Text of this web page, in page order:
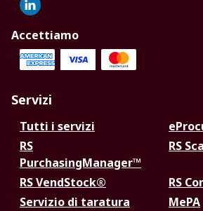
Accettiamo
Servizi
Tutti i servizi
RS
PurchasingManager™
RS
RS VendStock®
RS
Servizio di taratura
MePA